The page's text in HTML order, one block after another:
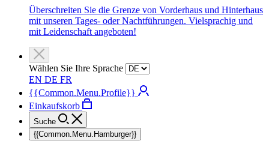
Überschreiten Sie die Grenze von Vorderhaus und Hinterhaus
mit unseren Tages- oder Nachtführungen. Vielsprachig und
mit Leidenschaft angeboten!
Wählen Sie Ihre Sprache
EN DE FR
{{Common.Menu.Profile}}
Einkaufskorb
Suche
{{Common.Menu.Hamburger}}